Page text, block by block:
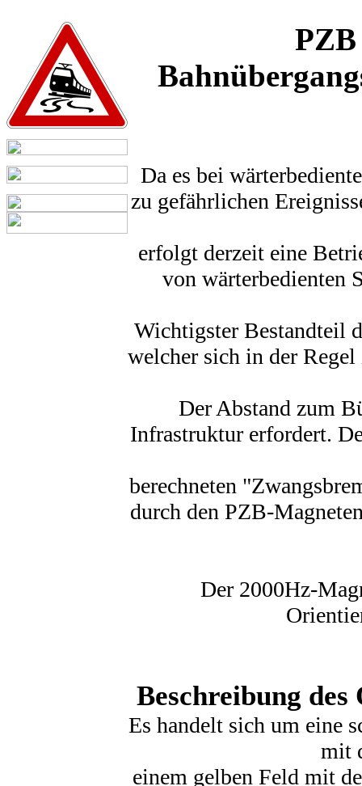
Da es bei
zu gefährlichen
erfolgt derzeit eine
von wärterbedienten
Wichtigster Bestandteil
welcher sich in der
Der Abstand zum
Infrastruktur erfordert.
berechneten
durch den PZB-
Der 2000Hz-
Beschreibung
Es handelt sich um eine
mit
einem gelben Feld mit